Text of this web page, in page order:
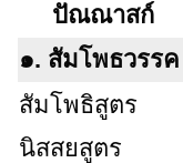
ปัณณาสก์
๑. สัมโพธวรรค
สัมโพธิสูตร
นิสสยสูตร